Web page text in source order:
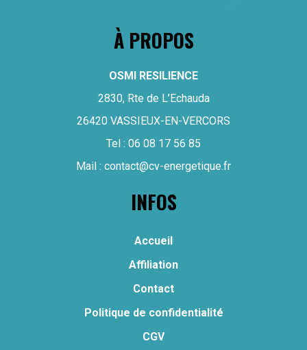
À PROPOS
OSMI RESILIENCE
2830, Rte de L’Echauda
26420 VASSIEUX-EN-VERCORS
Tel : 06 08 17 56 85
Mail : contact@cv-energetique.fr
INFOS
Accueil
Affiliation
Contact
Politique de confidentialité
CGV